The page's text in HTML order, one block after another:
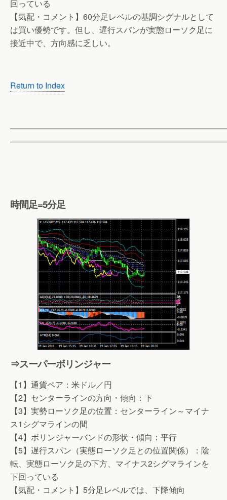
回っている
【気配・コメント】60分足レベルの基調シグナルとして
は買い優勢です。但し、遅行スパンが実態ローソク足に
接近中で、方向感に乏しい。
Return to Index
時間足=5分足
⇒スーパーボリンジャー
【1】通貨ペア：米ドル／円
【2】センターラインの方向・傾向：下
【3】実勢ローソク足の位置：センターライン～マイナ
ス1シグマラインの間
【4】ボリンジャーバンドの形状・傾向：平行
【5】遅行スパン（実態ローソク足との位置関係）：陰
転、実態ローソク足の下方、マイナス2シグマラインを
下回っている
【気配・コメント】5分足レベルでは、下降傾向